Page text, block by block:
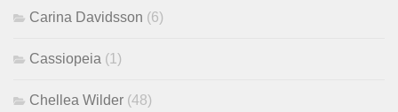
Carina Davidsson (6)
Cassiopeia (1)
Chellea Wilder (48)